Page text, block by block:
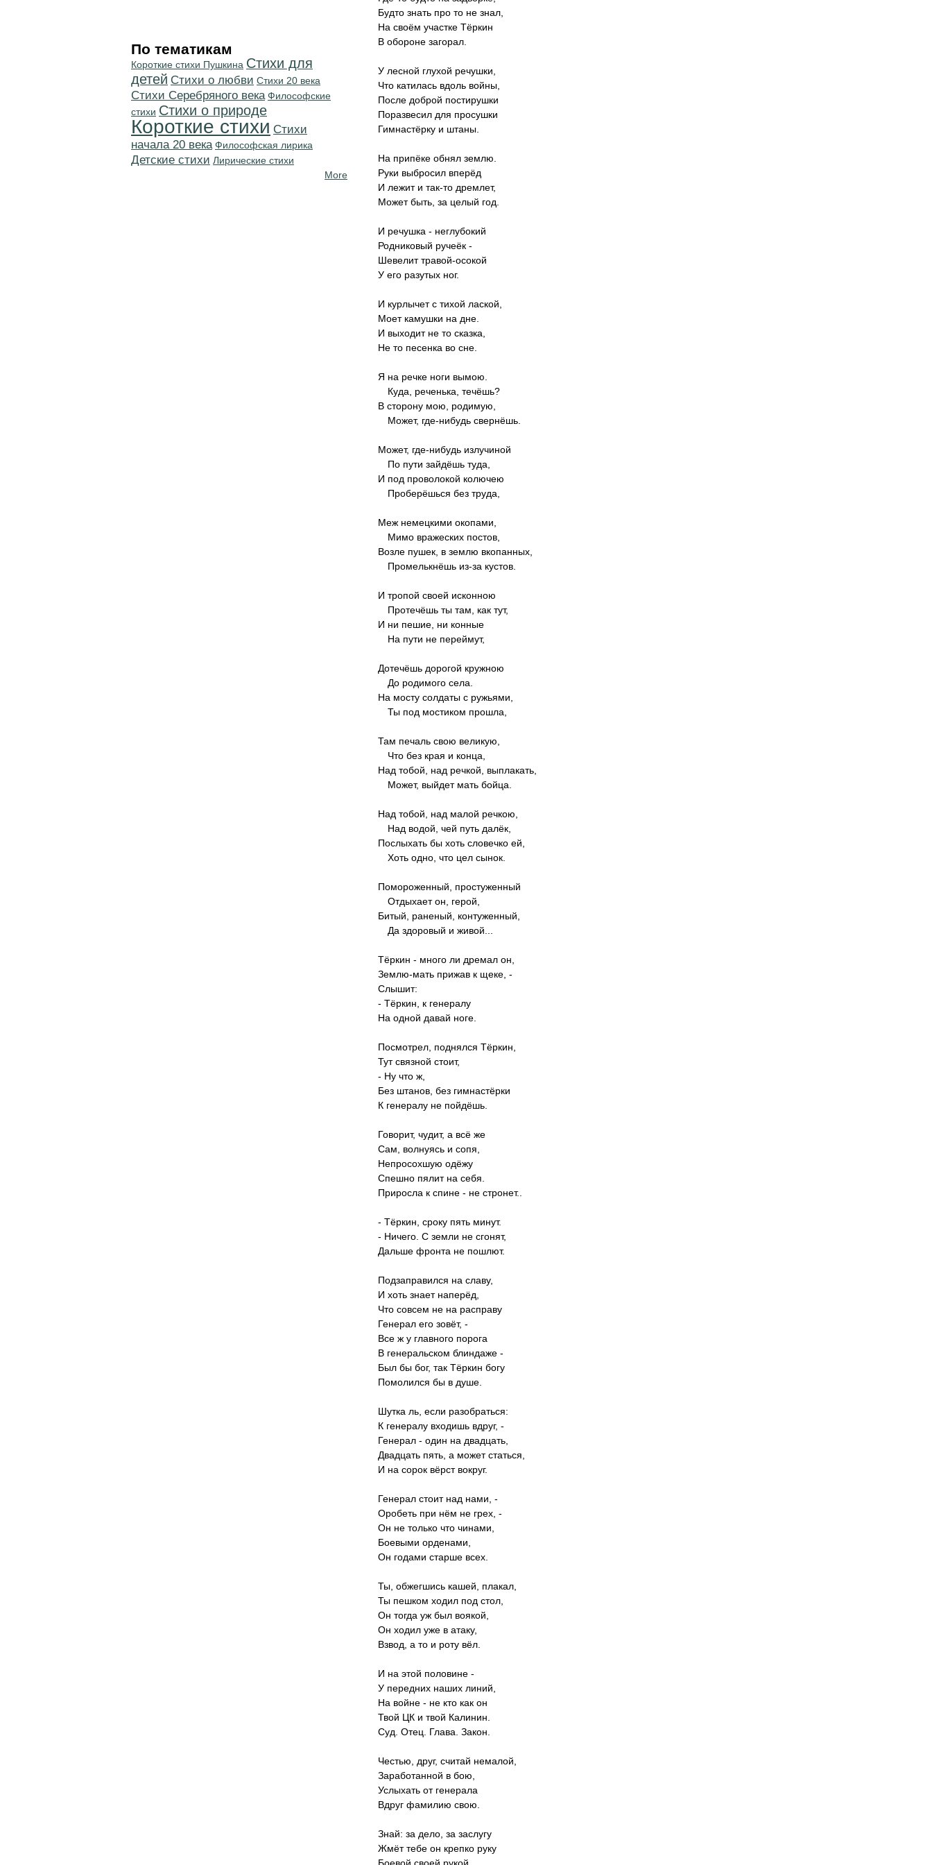
Будто знать про то не знал,
На своём участке Тёркин
В обороне загорал.
У лесной глухой речушки,
Что катилась вдоль войны,
После доброй постирушки
Поразвесил для просушки
Гимнастёрку и штаны.
На припёке обнял землю.
Руки выбросил вперёд
И лежит и так-то дремлет,
Может быть, за целый год.
И речушка - неглубокий
Родниковый ручеёк -
Шевелит травой-осокой
У его разутых ног.
И курлычет с тихой лаской,
Моет камушки на дне.
И выходит не то сказка,
Не то песенка во сне.
Я на речке ноги вымою.
Куда, реченька, течёшь?
В сторону мою, родимую,
Может, где-нибудь свернёшь.
Может, где-нибудь излучиной
По пути зайдёшь туда,
И под проволокой колючею
Проберёшься без труда,
Меж немецкими окопами,
Мимо вражеских постов,
Возле пушек, в землю вкопанных,
Промелькнёшь из-за кустов.
И тропой своей исконною
Протечёшь ты там, как тут,
И ни пешие, ни конные
На пути не переймут,
Дотечёшь дорогой кружною
До родимого села.
На мосту солдаты с ружьями,
Ты под мостиком прошла,
Там печаль свою великую,
Что без края и конца,
Над тобой, над речкой, выплакать,
Может, выйдет мать бойца.
Над тобой, над малой речкою,
Над водой, чей путь далёк,
Послыхать бы хоть словечко ей,
Хоть одно, что цел сынок.
Помороженный, простуженный
Отдыхает он, герой,
Битый, раненый, контуженный,
Да здоровый и живой...
Тёркин - много ли дремал он,
Землю-мать прижав к щеке, -
Слышит:
- Тёркин, к генералу
На одной давай ноге.
Посмотрел, поднялся Тёркин,
Тут связной стоит,
- Ну что ж,
Без штанов, без гимнастёрки
К генералу не пойдёшь.
Говорит, чудит, а всё же
Сам, волнуясь и сопя,
Непросохшую одёжу
Спешно пялит на себя.
Приросла к спине - не стронет..
- Тёркин, сроку пять минут.
- Ничего. С земли не сгонят,
Дальше фронта не пошлют.
Подзаправился на славу,
И хоть знает наперёд,
Что совсем не на расправу
Генерал его зовёт, -
Все ж у главного порога
В генеральском блиндаже -
Был бы бог, так Тёркин богу
Помолился бы в душе.
Шутка ль, если разобраться:
К генералу входишь вдруг, -
Генерал - один на двадцать,
Двадцать пять, а может статься,
И на сорок вёрст вокруг.
Генерал стоит над нами, -
Оробеть при нём не грех, -
Он не только что чинами,
Боевыми орденами,
Он годами старше всех.
Ты, обжегшись кашей, плакал,
Ты пешком ходил под стол,
Он тогда уж был воякой,
Он ходил уже в атаку,
Взвод, а то и роту вёл.
И на этой половине -
У передних наших линий,
На войне - не кто как он
Твой ЦК и твой Калинин.
Суд. Отец. Глава. Закон.
Честью, друг, считай немалой,
Заработанной в бою,
Услыхать от генерала
Вдруг фамилию свою.
Знай: за дело, за заслугу
Жмёт тебе он крепко руку
По тематикам
Короткие стихи Пушкина Стихи для
детей Стихи о любви Стихи 20 века
Cтихи Серебряного века Философские
стихи Стихи о природе
Короткие стихи Cтихи
начала 20 века Философская лирика
Детские стихи Лирические стихи
More